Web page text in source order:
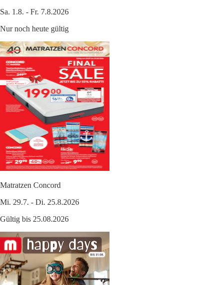
Sa. 1.8. - Fr. 7.8.2026
Nur noch heute gültig
Matratzen Concord
Mi. 29.7. - Di. 25.8.2026
Gültig bis 25.08.2026